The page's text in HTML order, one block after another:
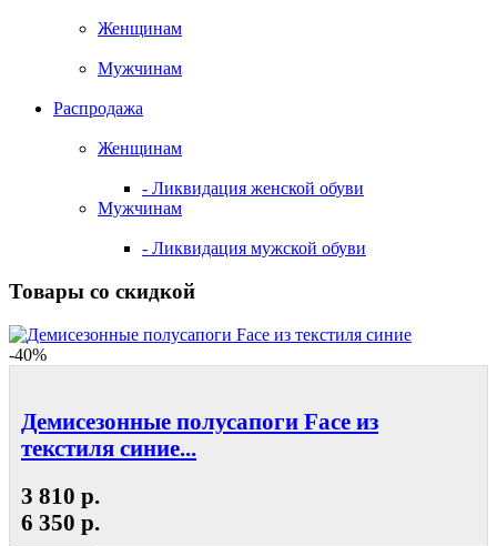
Женщинам
Мужчинам
Распродажа
Женщинам
- Ликвидация женской обуви
Мужчинам
- Ликвидация мужской обуви
Товары со скидкой
-40%
Демисезонные полусапоги Face из
текстиля синие...
3 810 р.
6 350 р.